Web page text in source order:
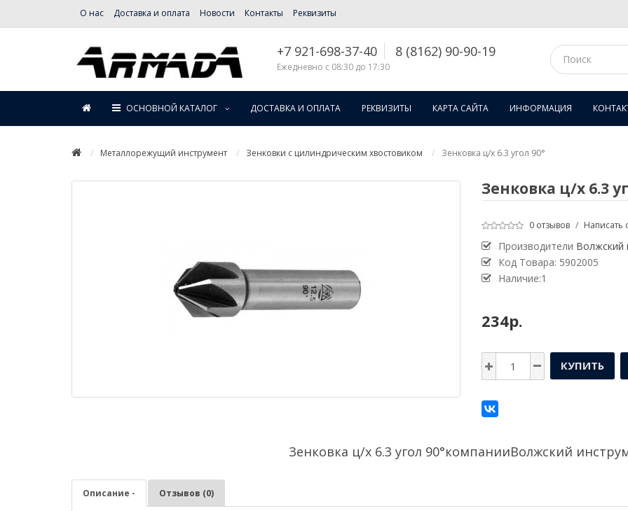
О нас Доставка и оплата Новости Контакты Реквизиты
+7 921-698-37-40 8 (8162) 90-90-19
Ежедневно с 08:30 до 17:30
ОСНОВНОЙ КАТАЛОГ ДОСТАВКА И ОПЛАТА РЕКВИЗИТЫ КАРТА САЙТА ИНФОРМАЦИЯ
Металлорежущий инструмент Зенковки с цилиндрическим хвостовиком Зенковка ц/х 6.3 угол 90°
Зенковка ц/х 6.3
0 отзывов / Написать
Производители Волжский
Код Товара: 5902005
Наличие:1
234р.
КУПИТЬ
Зенковка ц/х 6.3 угол 90°компанииВолжский
Описание - Отзывов (0)